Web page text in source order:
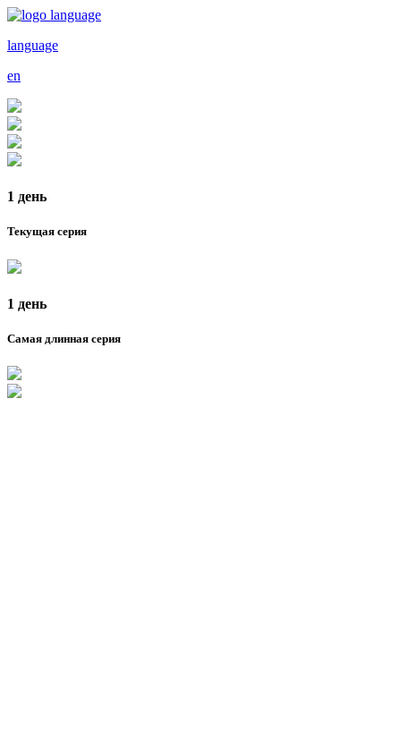
language
en
1 день
Текущая серия
1 день
Самая длинная серия